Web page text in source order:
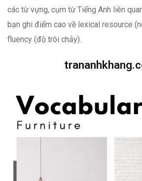
các từ vựng, cụm từ Tiếng Anh liên
bạn ghi điểm cao về lexical resource
fluency (độ trôi chảy).